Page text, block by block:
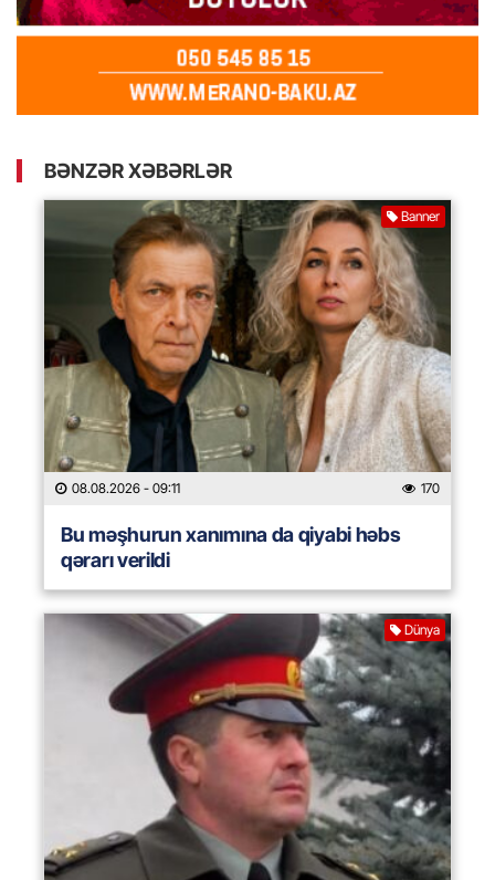
BƏNZƏR XƏBƏRLƏR
Banner
08.08.2026 - 09:11 170
Bu məşhurun xanımına da qiyabi həbs
qərarı verildi
Dünya